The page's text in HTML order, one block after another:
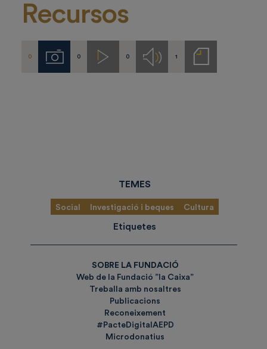
Recursos
0 Imágenes
0 Videos
0 Audios1
Notas
de
TEMES
Social Investigació i beques Cultura
Etiquetes
SOBRE LA FUNDACIÓ
Web de la Fundació ”la Caixa”
Treballa amb nosaltres
Publicacions
Reconeixement
#PacteDigitalAEPD
Microdonatius